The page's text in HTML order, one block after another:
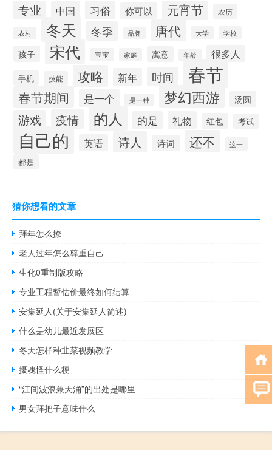
专业 中国 习俗 你可以 元宵节 农历
农村 冬天 冬季 品牌 唐代 大学 学校
孩子 宋代 宝宝 家庭 寓意 年龄 很多人
手机 技能 攻略 新年 时间 春节
春节期间 是一个 是一种 梦幻西游 汤圆
游戏 疫情 的人 的是 礼物 红包 考试
自己的 英语 诗人 诗词 还不 这一
都是
猜你想看的文章
拜年怎么撩
老人过年怎么尊重自己
生化0重制版攻略
专业工程暂估价最终如何结算
安集延人(关于安集延人简述)
什么是幼儿最近发展区
冬天怎样种韭菜视频教学
摄魂怪什么梗
“江间波浪兼天涌”的出处是哪里
男女拜把子意味什么